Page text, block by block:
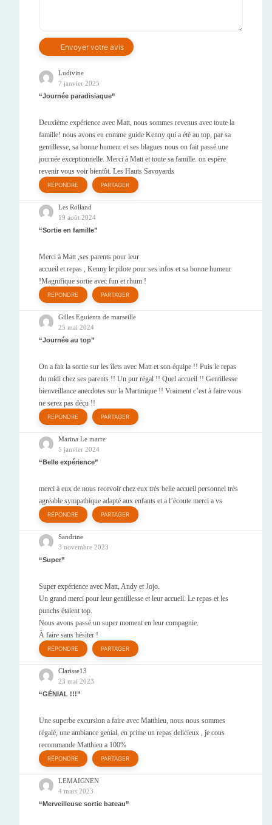
Ludivine
7 janvier 2025
Journée paradisiaque
Deuxième expérience avec Matt, nous sommes revenus avec toute la
famille! nous avons eu comme guide Kenny qui a été au top, par sa
gentillesse, sa bonne humeur et ses blagues nous on fait passé une
journée exceptionnelle. Merci à Matt et toute sa famille. on espère
revenir vous voir bientôt. Les Hauts Savoyards
RÉPONDRE PARTAGER
Les Rolland
19 août 2024
Sortie en famille
Merci à Matt ,ses parents pour leur
accueil et repas , Kenny le pilote pour ses infos et sa bonne humeur
!Magnifique sortie avec fun et rhum !
RÉPONDRE PARTAGER
Gilles Eguienta de marseille
25 mai 2024
Journée au top
On a fait la sortie sur les îlets avec Matt et son équipe !! Puis le repas
du midi chez ses parents !! Un pur régal !! Quel accueil !! Gentillesse
bienveillance anecdotes sur la Martinique !! Vraiment c’est à faire vous
ne serez pas déçu !!
RÉPONDRE PARTAGER
Marina Le marre
5 janvier 2024
Belle expérience
merci à eux de nous recevoir chez eux très belle accueil personnel très
agréable sympathique adapté aux enfants et a l’écoute merci a vs
RÉPONDRE PARTAGER
Sandrine
3 novembre 2023
Super
Super expérience avec Matt, Andy et Jojo.
Un grand merci pour leur gentillesse et leur accueil. Le repas et les
punchs étaient top.
Nous avons passé un super moment en leur compagnie.
À faire sans hésiter !
RÉPONDRE PARTAGER
Clarisse13
23 mai 2023
GÉNIAL !!!
Une superbe excursion a faire avec Matthieu, nous nous sommes
régalé, une ambiance genial, en prime un repas delicieux , je cous
recommande Matthieu a 100%
RÉPONDRE PARTAGER
LEMAIGNEN
4 mars 2023
Merveilleuse sortie bateau